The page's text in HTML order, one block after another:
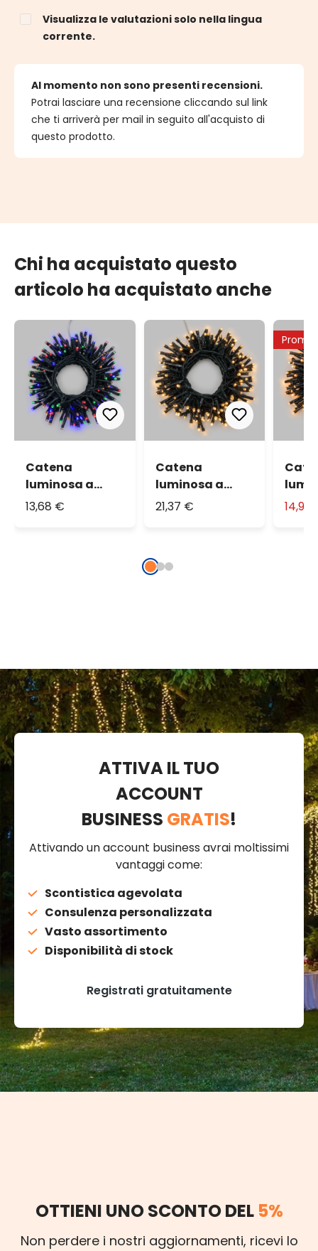
Visualizza le valutazioni solo nella lingua
corrente.
Al momento non sono presenti recensioni.
Potrai lasciare una recensione cliccando sul link
che ti arriverà per mail in seguito all'acquisto di
questo prodotto.
Chi ha acquistato questo
articolo ha acquistato anche
Catena
luminosa a
batteria, 300
13,68 €
Catena
luminosa a
batteria, 500
21,37 €
Promo
ATTIVA IL TUO
ACCOUNT
BUSINESS GRATIS!
Attivando un account business avrai moltissimi
vantaggi come:
Scontistica agevolata
Consulenza personalizzata
Vasto assortimento
Disponibilità di stock
Registrati gratuitamente
OTTIENI UNO SCONTO DEL 5%
Non perdere i nostri aggiornamenti, ricevi lo